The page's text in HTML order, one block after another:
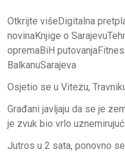
Otkrijte višeDigitalna
novinaKnjige o
opremaBiH
BalkanuSarajeva
Osjetio se u Vitezu,
Građani javljaju da se je
je zvuk bio vrlo
Jutros u 2 sata, ponovno